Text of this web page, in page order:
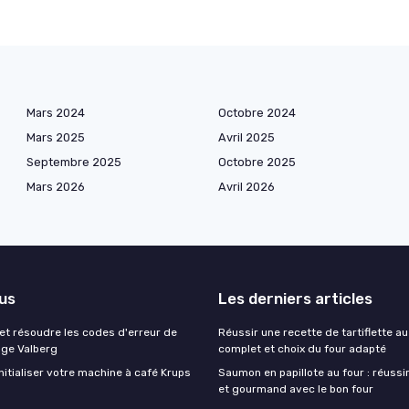
Mars 2024
Octobre 2024
Mars 2025
Avril 2025
Septembre 2025
Octobre 2025
Mars 2026
Avril 2026
résoudre les codes d'erreur de
Valberg
votre machine à café Krups
Les derniers articles
Réussir une recette de tartiflette
complet et choix du four adapté
Saumon en papillote au four :
et gourmand avec le bon four